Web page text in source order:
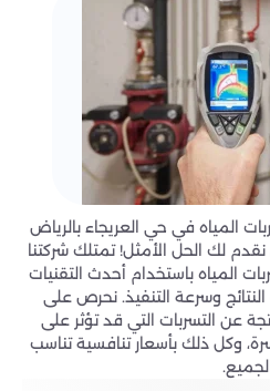
المياه في حي العريجاء بالرياض
نقدم لك الحل الأمثل! تمتلك شركتنا
المياه باستخدام أحدث التقنيات
وسرعة التنفيذ. نحرص على
عن التسربات التي قد تؤثر على
وكل ذلك بأسعار تنافسية تناسب